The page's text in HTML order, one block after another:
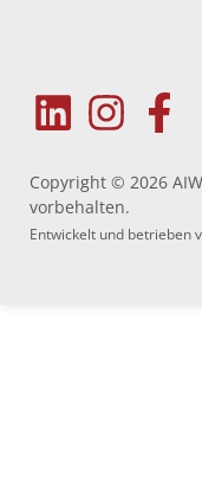
Copyright © 2026
vorbehalten.
Entwickelt und betrieben